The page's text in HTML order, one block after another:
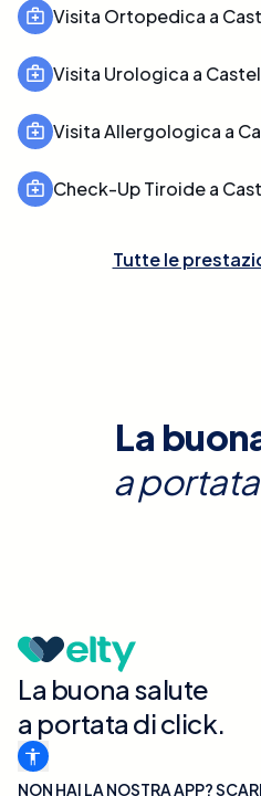
Visita Ortopedica a
Visita Urologica a
Visita Allergologica a
Check-Up Tiroide a
Tutte le
La
a
La buona salute
a portata di click.
NON HAI LA NOSTRA APP?